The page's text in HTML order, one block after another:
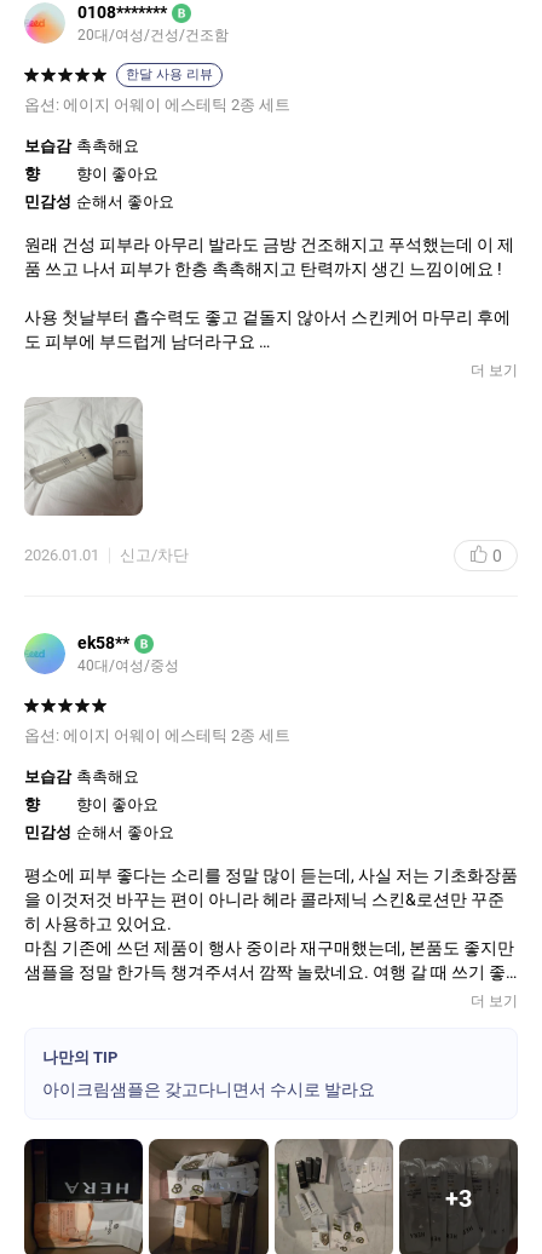
이 느껴졌으며 수분을 오래 공급해주는 저분자 히알루론산의 더블
케어로 피부에 보호막이 생기어 피부가 탄탄해졌음이 느껴졌습니
다.
또한 땅 속의 다이아몬드로 불리는 트러플 유래 효모추출물이 포함
되어 피부 컨디션을 조절해주니 안티에이징 제품으로서 아주 좋은
화장품이라 생각합니다.
0108******* B
20대/여성/건성/건조함
한달 사용 리뷰
옵션: 에이지 어웨이 에스테틱 2종 세트
보습감 촉촉해요
향
향이 좋아요
민감성 순해서 좋아요
원래 건성 피부라 아무리 발라도 금방 건조해지고 푸석했는데 이 제
품 쓰고 나서 피부가 한층 촉촉해지고 탄력까지 생긴 느낌이에요 !
사용 첫날부터 흡수력도 좋고 겉돌지 않아서 스킨케어 마무리 후에
도 피부에 부드럽게 남더라구요
꾸준히 쓰니까 얼굴 톤도 조금 환해지고 피부가 한결 정돈된 느낌이
향도 은은하고 자극 없더서 민감한 날에도 부담없이 쓸 수 있고 양도
적당해서 소량만 발라도 충분히 발려요 ~
건성 피부에 민감한 편이라 보습이 중요한데 이 세트 덕분에 아침 저
더 보기
2026.01.01 신고/차단 0
ek58** B
40대/여성/중성
옵션: 에이지 어웨이 에스테틱 2종 세트
보습감 촉촉해요
향
향이 좋아요
민감성 순해서 좋아요
평소에 피부 좋다는 소리를 정말 많이 듣는데, 사실 저는 기초화장품
을 이것저것 바꾸는 편이 아니라 헤라 콜라제닉 스킨&로션만 꾸준
히 사용하고 있어요.
마침 기존에 쓰던 제품이 행사 중이라 재구매했는데, 본품도 좋지만
샘플을 정말 한가득 챙겨주셔서 깜짝 놀랐네요. 여행 갈 때 쓰기 좋
으로 유지되는 느낌이라 앞으로도 계속 정착템으로 사용할 것 같습
니다.
핑이었어요!
더 보기
나만의 TIP
아이크림샘플은 갖고다니면서 수시로 발라요
+3